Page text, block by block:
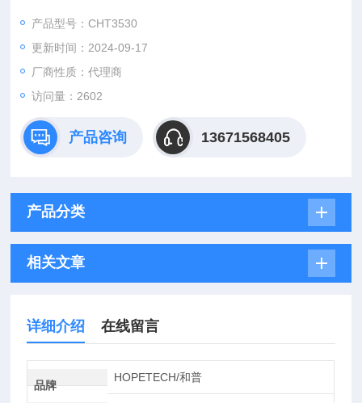
产品型号：CHT3530
更新时间：2024-09-17
厂商性质：代理商
访问量：2602
产品咨询 13671568405
产品分类
相关文章
详细介绍 在线留言
品牌
HOPETECH/和普